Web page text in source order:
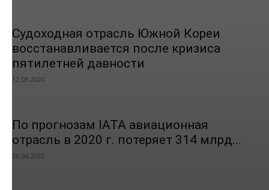
Судоходная отрасль Южной Кореи
восстанавливается после кризиса
пятилетней давности
12.08.2020
По прогнозам IATA авиационная
отрасль в 2020 г. потеряет 314 млрд...
26.04.2020